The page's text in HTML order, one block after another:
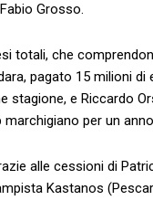
Grosso.
totali, che
pagato 15 milioni
stagione, e Riccardo
per un
alle cessioni di
Kastanos